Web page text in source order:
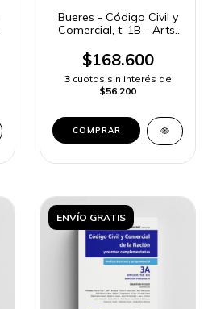
Bueres - Código Civil y
Comercial, t. 1B - Arts.
$168.600
3 cuotas sin interés de
$56.200
COMPRAR
ENVÍO GRATIS